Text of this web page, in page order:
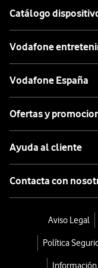
Catálogo
Vodafone
Vodafone España
Ofertas y
Ayuda al cliente
Contacta con
Aviso Legal
Política